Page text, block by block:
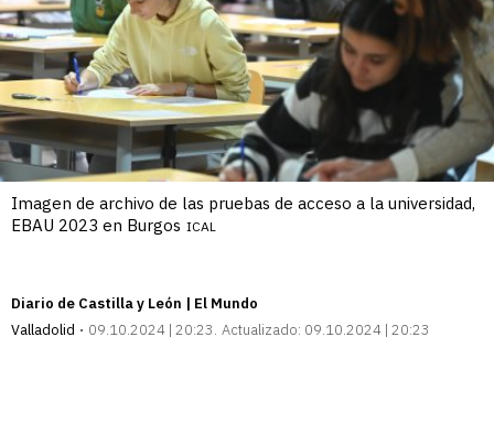
Imagen de archivo de las pruebas de acceso a la universidad,
EBAU 2023 en Burgos ICAL
Diario de Castilla y León | El Mundo
Valladolid
09.10.2024 | 20:23 Actualizado: 09.10.2024 | 20:23